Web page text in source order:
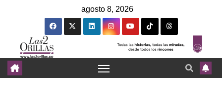
agosto 8, 2026